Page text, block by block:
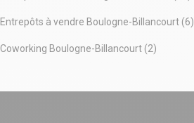
Entrepôts à vendre Boulogne-Billancourt (6)
Coworking Boulogne-Billancourt (2)